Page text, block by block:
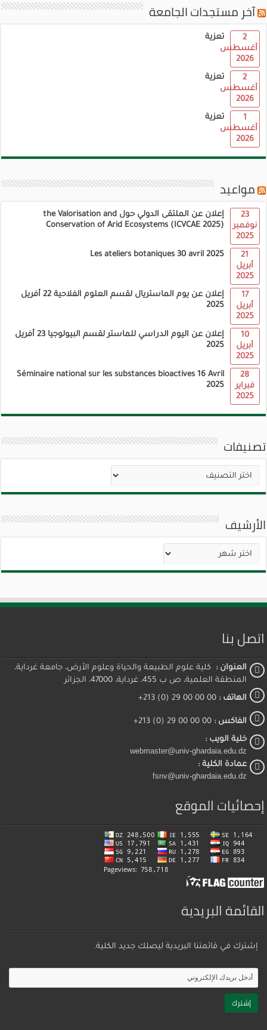
آخر مستجدات الجامعة
تعزية
2
أغسطس
2026
تعزية
2
أغسطس
2026
تعزية
1
أغسطس
2026
مواعيد
إعلان عن الملتقى الدولي حول the Valorisation and
Conservation of Arid Ecosystems (ICVCAE 2025)
23
نوفمبر
2025
Les ateliers botaniques 30 avril 2025
21
أبريل
2025
إعلان عن يوم الماستريال لقسم العلوم الفلاحية 22 أفريل
2025
17
أبريل
2025
إعلان عن اليوم الدراسي للماستر لقسم البيولوجيا 23 أفريل
2025
10
أبريل
2025
Séminaire national sur les substances bioactives 16 Avril
2025
28
فبراير
2025
تصنيفات
تصنيفات
الأرشيف
الأرشيف
اتصل بنا
العنوان : كلية علوم الطبيعة والحياة وعلوم الأرض، جامعة غرداية،
المنطقة العلمية، ص ب 455، غرداية، 47000، الجزائر
الهاتف : 00 00 00 29 (0) 213+
الفاكس : 00 00 00 29 (0) 213+
خلية الويب :
webmaster@univ-ghardaia.edu.dz
عمادة الكلية :
fsnv@univ-ghardaia.edu.dz
إحصائيات الموقع
القائمة البريدية
إشترك في قائمتنا البريدية ليصلك جديد الكلية.